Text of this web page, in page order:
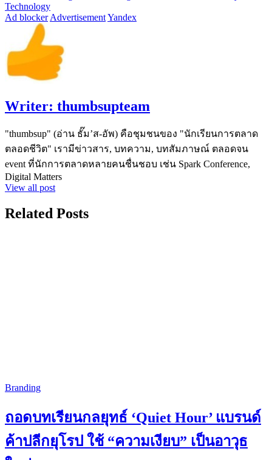
Technology
Ad blocker AdvertisementYandex
Writer: thumbsupteam
"thumbsup" (อ่าน ธั๊ม’ส-อัพ) คือชุมชนของ "นักเรียนการตลาด
ตลอดชีวิต" เรามีข่าวสาร, บทความ, บทสัมภาษณ์ ตลอดจน
event ที่นักการตลาดหลายคนชื่นชอบ เช่น Spark Conference,
Digital Matters
View all post
Related Posts
Branding
ถอดบทเรียนกลยุทธ์ ‘Quiet Hour’ แบรนด์
ค้าปลีกยุโรป ใช้ “ความเงียบ” เป็นอาวุธ